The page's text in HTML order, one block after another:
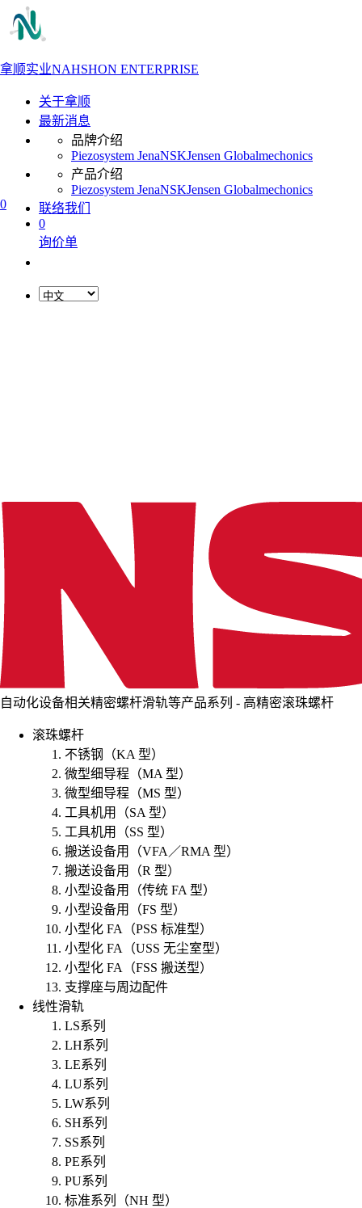
拿顺实业NAHSHON ENTERPRISE
0
关于拿顺
最新消息
品牌介绍
Piezosystem JenaNSKJensen Globalmechonics
产品介绍
Piezosystem JenaNSKJensen Globalmechonics
联络我们
0
询价单
自动化设备相关精密螺杆滑轨等产品系列 - 高精密滚珠螺杆
滚珠螺杆
不锈钢（KA 型）
微型细导程（MA 型）
微型细导程（MS 型）
工具机用（SA 型）
工具机用（SS 型）
搬送设备用（VFA／RMA 型）
搬送设备用（R 型）
小型设备用（传统 FA 型）
小型设备用（FS 型）
小型化 FA（PSS 标准型）
小型化 FA（USS 无尘室型）
小型化 FA（FSS 搬送型）
支撑座与周边配件
线性滑轨
LS系列
LH系列
LE系列
LU系列
LW系列
SH系列
SS系列
PE系列
PU系列
标准系列（NH 型）